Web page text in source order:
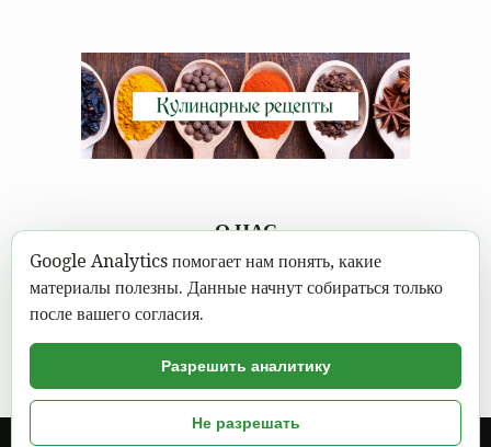
О НАС
Каждому под силу научиться вкусно готовить, а в
современном мире это можно сделать не выходя из дома.
кулинарными рецептами, выбрать вкусное блюдо и следовать
пошаговой инструкции с фото.
Google Analytics помогает нам понять, какие
материалы полезны. Данные начнут собираться только
после вашего согласия.
Разрешить аналитику
Не разрешать